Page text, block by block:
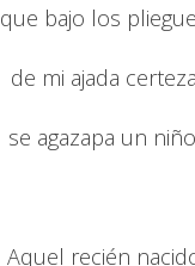
que bajo los
de mi ajada
se agazapa un
Aquel recién